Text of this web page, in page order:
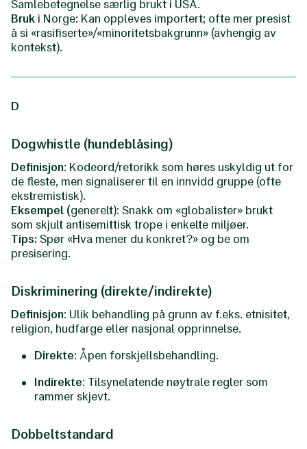
Samlebetegnelse særlig brukt i USA.
Bruk i Norge: Kan oppleves importert; ofte mer presist
å si «rasifiserte»/«minoritetsbakgrunn» (avhengig av
kontekst).
D
Dogwhistle (hundeblåsing)
Definisjon: Kodeord/retorikk som høres uskyldig ut for
de fleste, men signaliserer til en innvidd gruppe (ofte
ekstremistisk).
Eksempel (generelt): Snakk om «globalister» brukt
som skjult antisemittisk trope i enkelte miljøer.
Tips: Spør «Hva mener du konkret?» og be om
presisering.
Diskriminering (direkte/indirekte)
Definisjon: Ulik behandling på grunn av f.eks. etnisitet,
religion, hudfarge eller nasjonal opprinnelse.
Direkte: Åpen forskjellsbehandling.
Indirekte: Tilsynelatende nøytrale regler som
rammer skjevt.
Dobbeltstandard